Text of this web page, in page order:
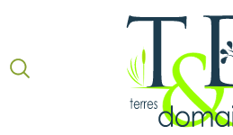
recherche
principal